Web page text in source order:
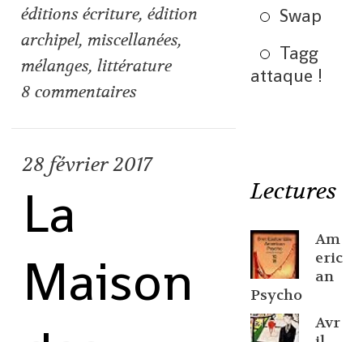
éditions écriture,édition
archipel, miscellanées,
mélanges,littérature
8 commentaires
28 février 2017
La
Maison
Swap
Tagg
attaque !
Lectures
Am
eric
an
Psycho
Avr